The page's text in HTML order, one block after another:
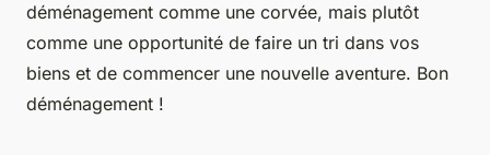
déménagement comme une corvée, mais plutôt
comme une opportunité de faire un tri dans vos
biens et de commencer une nouvelle aventure. Bon
déménagement !